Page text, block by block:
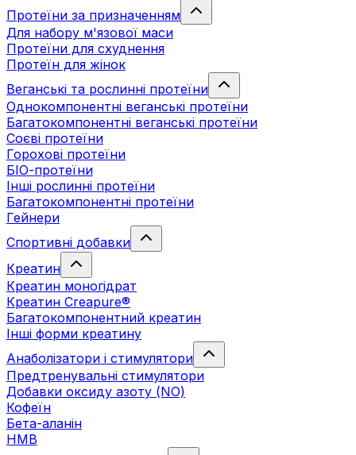
Протеїни за призначенням
Для набору м'язової маси
Протеїни для схуднення
Протеїн для жінок
Веганські та рослинні протеїни
Однокомпонентні веганські протеїни
Багатокомпонентні веганські протеїни
Cоєві протеїни
Горохові протеїни
БІО-протеїни
Інші рослинні протеїни
Багатокомпонентні протеїни
Гейнери
Спортивні добавки
Креатин
Креатин моногідрат
Креатин Creapure®
Багатокомпонентний креатин
Інші форми креатину
Анаболізатори і стимулятори
Предтренувальні стимулятори
Добавки оксиду азоту (NO)
Кофеїн
Бета-аланін
HMB